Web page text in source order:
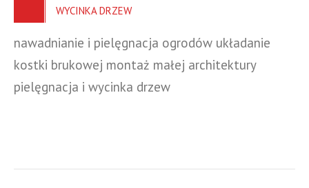
WYCINKA DRZEW
nawadnianie i pielęgnacja ogrodów układanie
kostki brukowej montaż małej architektury
pielęgnacja i wycinka drzew